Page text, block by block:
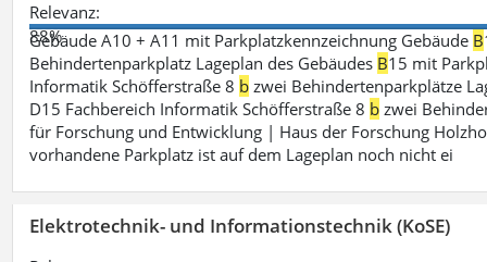
Relevanz:
88%
Gebäude A10 + A11 mit Parkplatzkennzeichnung Gebäude B
Behindertenparkplatz Lageplan des Gebäudes B15 mit
Informatik Schöfferstraße 8 b zwei Behindertenparkplätze
D15 Fachbereich Informatik Schöfferstraße 8 b zwei
für Forschung und Entwicklung | Haus der Forschung
vorhandene Parkplatz ist auf dem Lageplan noch nicht ei
Elektrotechnik- und Informationstechnik (KoSE)